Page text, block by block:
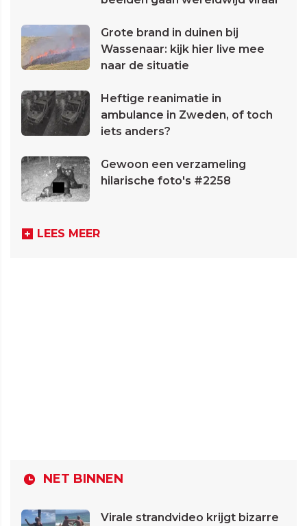
Grote brand in duinen bij
Wassenaar: kijk hier live mee
naar de situatie
Heftige reanimatie in
ambulance in Zweden, of toch
iets anders?
Gewoon een verzameling
hilarische foto's #2258
LEES MEER
NET BINNEN
Virale strandvideo krijgt bizarre